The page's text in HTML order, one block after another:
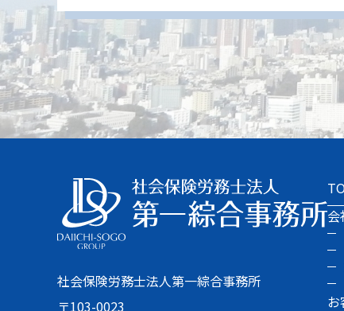
社会保険労務士法人第一綜合事務所
〒103-0023
会
お